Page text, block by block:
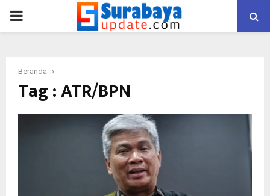
PRIMARY
Beranda
Tag : ATR/BPN